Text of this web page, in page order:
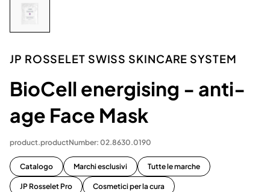
JP ROSSELET SWISS SKINCARE SYSTEM
BioCell energising - anti-
age Face Mask
product.productNumber: 02.8630.0190
Catalogo Marchi esclusivi Tutte le marche
JP Rosselet Pro Cosmetici per la cura